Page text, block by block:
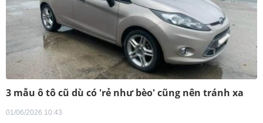
3 mẫu ô tô cũ dù có 'rẻ như bèo' cũng nên tránh xa
01/06/2026 10:43